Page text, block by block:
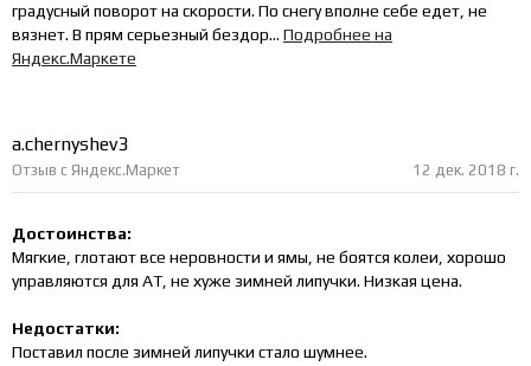
градусный поворот на скорости. По снегу вполне себе едет, не
вязнет. В прям серьезный бездор... Подробнее на
Яндекс.Маркете
a.chernyshev3
12 дек. 2018 г.
Отзыв с Яндекс.Маркет
Достоинства:
Мягкие, глотают все неровности и ямы, не боятся колеи, хорошо
управляются для АТ, не хуже зимней липучки. Низкая цена.
Недостатки:
Поставил после зимней липучки стало шумнее.